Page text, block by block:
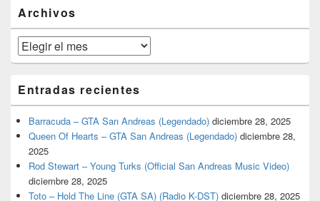
lateral
primaria
Archivos
Archivos
Entradas recientes
Barracuda – GTA San Andreas (Legendado) diciembre 28, 2025
Queen Of Hearts – GTA San Andreas (Legendado) diciembre 28,
2025
Rod Stewart – Young Turks (Official San Andreas Music Video)
diciembre 28, 2025
Toto – Hold The Line (GTA SA) (Radio K-DST) diciembre 28, 2025